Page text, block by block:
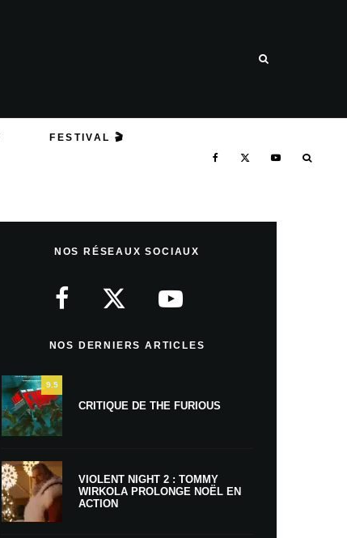
FESTIVAL 🎬
NOS RÉSEAUX SOCIAUX
NOS DERNIERS ARTICLES
9.5
CRITIQUE DE THE FURIOUS
VIOLENT NIGHT 2 : TOMMY
WIRKOLA PROLONGE NOËL EN
ACTION